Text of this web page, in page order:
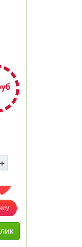
ДОБАВИТЬ В ИЗБРАННОЕ